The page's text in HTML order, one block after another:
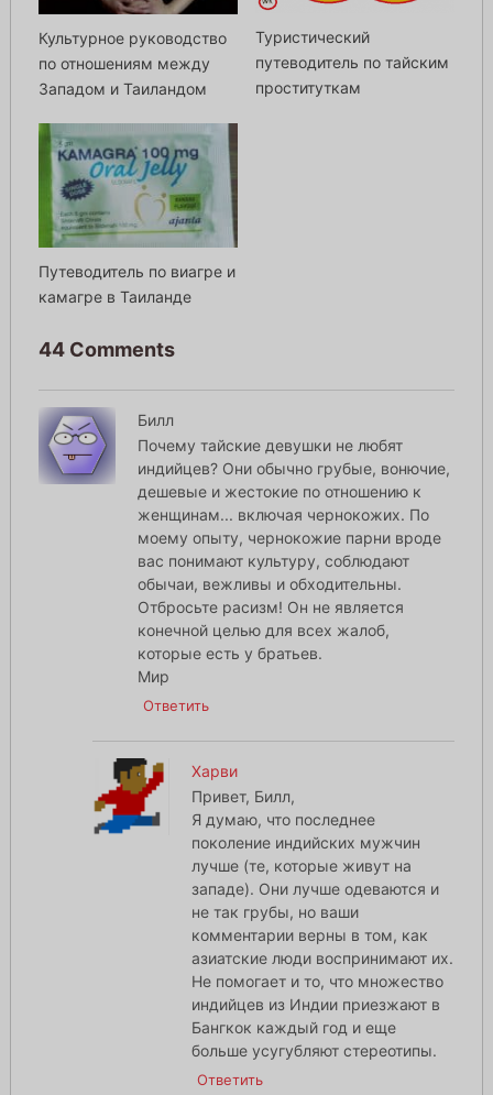
Культурное руководство
по отношениям между
Западом и Таиландом
Туристический
путеводитель по тайским
проституткам
Путеводитель по виагре и
камагре в Таиланде
44 Comments
Билл
Почему тайские девушки не любят
индийцев? Они обычно грубые, вонючие,
дешевые и жестокие по отношению к
женщинам... включая чернокожих. По
моему опыту, чернокожие парни вроде
вас понимают культуру, соблюдают
обычаи, вежливы и обходительны.
Отбросьте расизм! Он не является
конечной целью для всех жалоб,
которые есть у братьев.
Мир
Ответить
Харви
Привет, Билл,
Я думаю, что последнее
поколение индийских мужчин
лучше (те, которые живут на
западе). Они лучше одеваются и
не так грубы, но ваши
комментарии верны в том, как
азиатские люди воспринимают их.
Не помогает и то, что множество
индийцев из Индии приезжают в
Бангкок каждый год и еще
больше усугубляют стереотипы.
Ответить